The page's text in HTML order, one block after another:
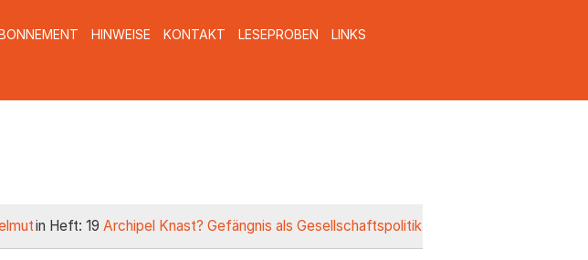
HINWEISE KONTAKT LESEPROBEN LINKS
in Heft: 19 Archipel Knast? Gefängnis als Gesellschaftspolitik